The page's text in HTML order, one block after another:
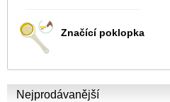
Značící poklopka
Nejprodávanější